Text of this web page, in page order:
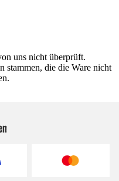
uns nicht überprüft.
stammen, die die Ware nicht